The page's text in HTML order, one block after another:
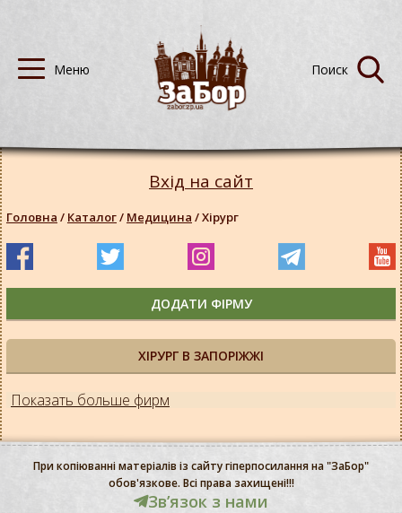
ХІРУРГ В ЗАПОРІЖЖІ
Показать больше фирм
Вхід на сайт
Головна / Каталог/ Медицина /Хірург
ДОДАТИ ФІРМУ
При копіюванні матеріалів із сайту гіперпосилання на "ЗаБор"
обов'язкове. Всі права захищені!!!
Звʼязок з нами